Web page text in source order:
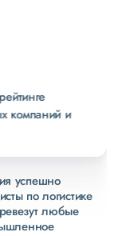
компаний и
успешно
по логистике
любые